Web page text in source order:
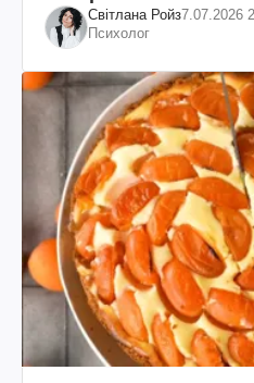
Світлана Ройз7.07.2026
Психолог